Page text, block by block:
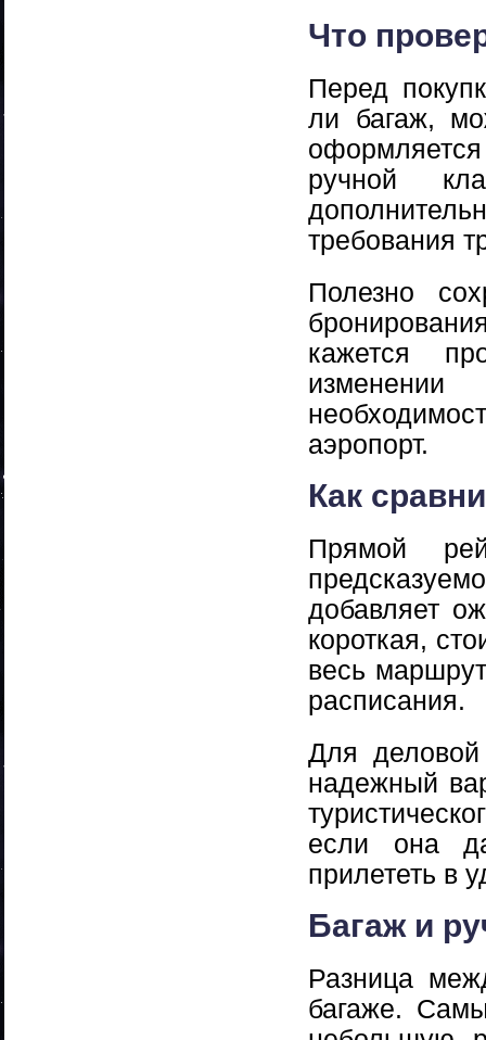
Что
Перед
ли багаж,
ручной
требования
Полезно
кажется
аэропорт.
Как
Прямой
добавляет
короткая,
весь
расписания.
Для деловой
надежный
если она
прилететь в
Багаж и
Разница
багаже.